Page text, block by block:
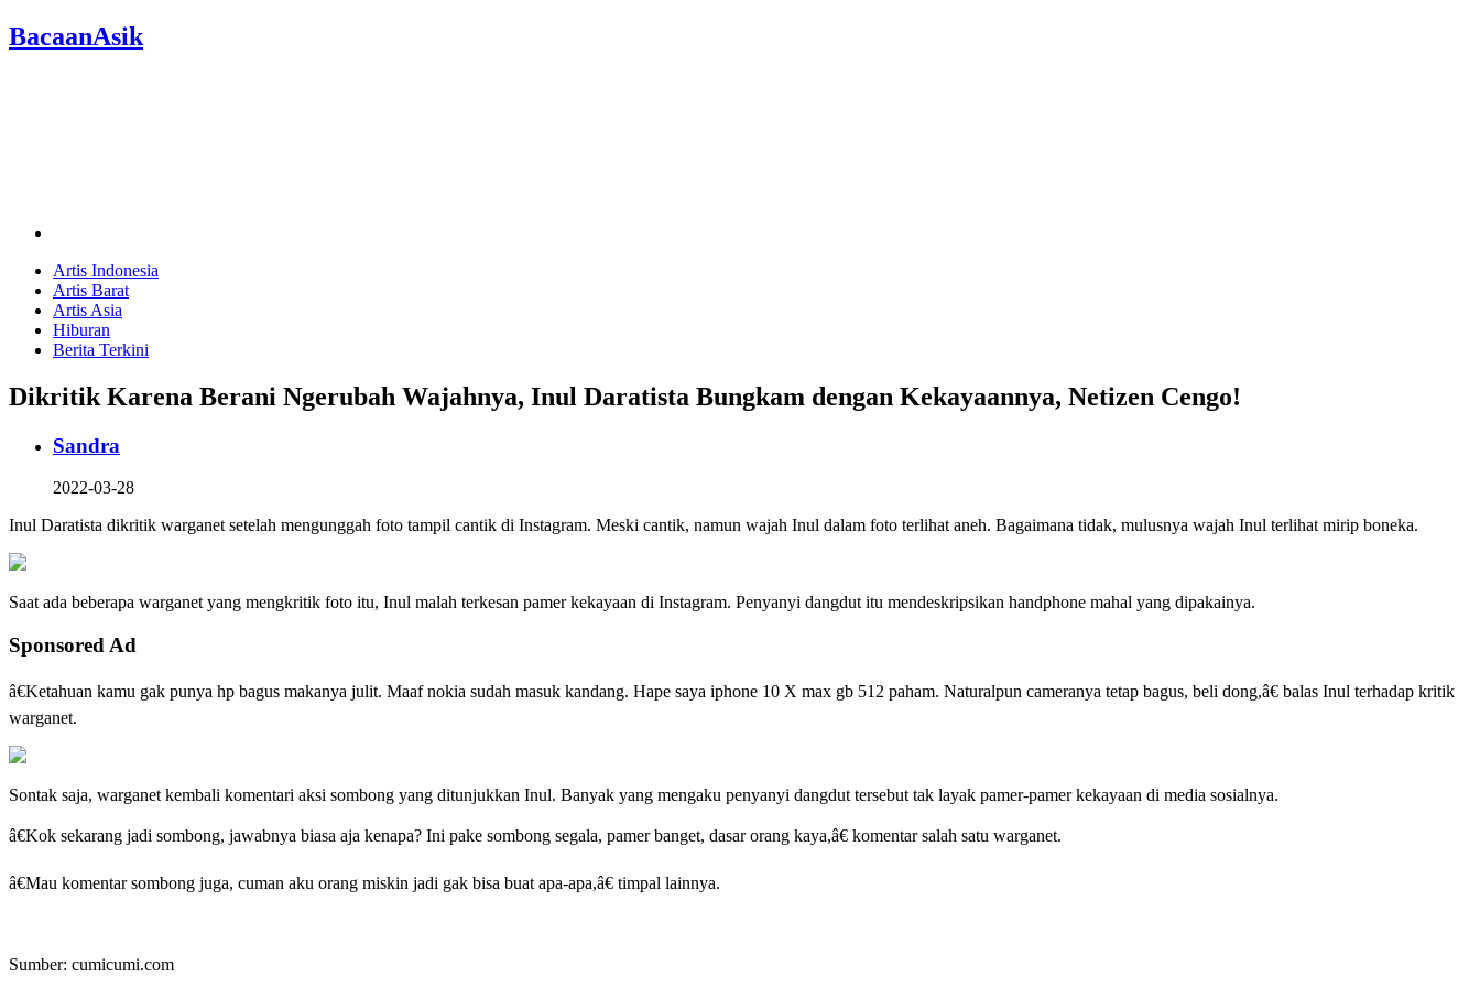
BacaanAsik
Artis Indonesia
Artis Barat
Artis Asia
Hiburan
Berita Terkini
Dikritik Karena Berani Ngerubah Wajahnya, Inul Daratista Bungkam dengan Kekayaannya, Netizen Cengo!
Sandra
2022-03-28
Inul Daratista dikritik warganet setelah mengunggah foto tampil cantik di Instagram. Meski cantik, namun wajah Inul dalam foto terlihat aneh. Bagaimana tidak, mulusnya wajah Inul terlihat mirip boneka.
Saat ada beberapa warganet yang mengkritik foto itu, Inul malah terkesan pamer kekayaan di Instagram. Penyanyi dangdut itu mendeskripsikan handphone mahal yang dipakainya.
Sponsored Ad
â€Ketahuan kamu gak punya hp bagus makanya julit. Maaf nokia sudah masuk kandang. Hape saya iphone 10 X max gb 512 paham. Naturalpun cameranya tetap bagus, beli dong,â€ balas Inul terhadap kritik
warganet.
Sontak saja, warganet kembali komentari aksi sombong yang ditunjukkan Inul. Banyak yang mengaku penyanyi dangdut tersebut tak layak pamer-pamer kekayaan di media sosialnya.
â€Kok sekarang jadi sombong, jawabnya biasa aja kenapa? Ini pake sombong segala, pamer banget, dasar orang kaya,â€ komentar salah satu warganet.
â€Mau komentar sombong juga, cuman aku orang miskin jadi gak bisa buat apa-apa,â€ timpal lainnya.
Sumber: cumicumi.com